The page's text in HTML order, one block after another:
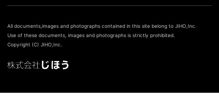
All documents,images and photographs contained in this site belong to JIHO,Inc.
Use of these documents, images and photographs is strictly prohibited.
Copyright (C) JIHO,Inc.